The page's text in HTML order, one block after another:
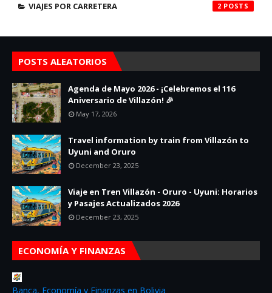
VIAJES POR CARRETERA 2
POSTS ALEATORIOS
Agenda de Mayo 2026 - ¡Celebremos el 116
Aniversario de Villazón! 🎉
May 17, 2026
Travel information by train from Villazón to
Uyuni and Oruro
December 23, 2025
Viaje en Tren Villazón - Oruro - Uyuni: Horarios
y Pasajes Actualizados 2026
December 23, 2025
ECONOMÍA Y FINANZAS
Banca, Economía y Finanzas en Bolivia